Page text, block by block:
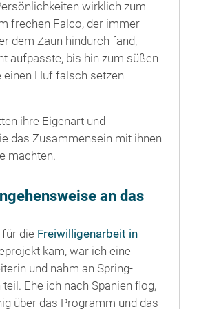
wirklich zum
frechen Falco, der immer
dem Zaun hindurch fand,
aufpasste, bis hin zum süßen
einen Huf falsch setzen
ihre Eigenart und
das Zusammensein mit ihnen
machten.
an das
die Freiwilligenarbeit in
kam, war ich eine
und nahm an Spring-
Ehe ich nach Spanien flog,
über das Programm und das